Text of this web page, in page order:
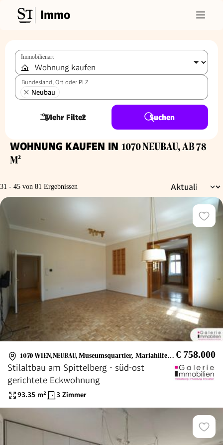
Immo
Immobilienart
Bundesland, Ort oder PLZ
Neubau
Mehr Filter
2 Suchen
WOHNUNG KAUFEN IN 1070 NEUBAU, AB 78
M²
31 - 45 von 81 Ergebnissen
1070 WIEN,NEUBAU, Museumsquartier, Mariahilferstraße € 758.000
Stilaltbau am Spittelberg - süd-ost
gerichtete Eckwohnung
93.35 m² 3 Zimmer